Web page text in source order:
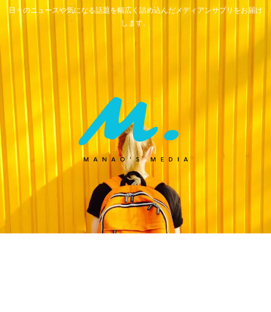
日々のニュースや気になる話題を幅広く詰め込んだメディアンサプリをお届け
します。